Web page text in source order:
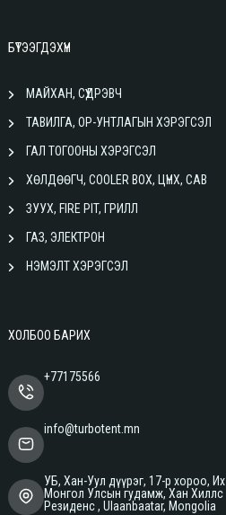
БҮТЭЭГДЭХҮҮН
МАЙХАН, СҮҮДРЭВЧ
ТАВИЛГА, ОР-УНТЛАГЫН ХЭРЭГСЭЛ
ГАЛ ТОГООНЫ ХЭРЭГСЭЛ
ХӨЛДӨӨГЧ, COOLER BOX, ЦҮНХ, САВ
ЗУУХ, FIRE PIT, ГРИЛЛ
ГАЗ, ЭЛЕКТРОН
НЭМЭЛТ ХЭРЭГСЭЛ
ХОЛБОО БАРИХ
+77175566
info@turbotent.mn
УБ, Хан-Уул дүүрэг, 17-р хороо, Их
Монгол Улсын гудамж, Хан Хиллс
Резиденс , Ulaanbaatar, Mongolia